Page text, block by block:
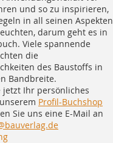
und so zu inspirieren,
in all seinen Aspekten
darum geht es in
Viele spannende
die
des Baustoffs in
Bandbreite.
jetzt Ihr persönliches
Profil-Buchshop
Sie uns eine E-Mail an